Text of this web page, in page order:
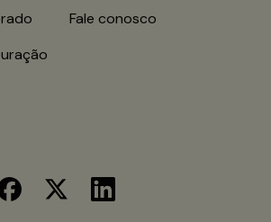
Fale conosco